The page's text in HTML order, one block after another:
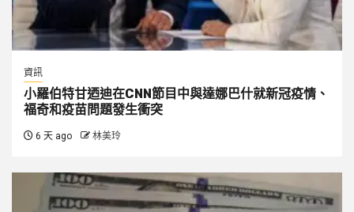
資訊
小羅伯特甘迺迪在CNN節目中與達娜巴什就新冠疫情、
福奇和疫苗問題發生衝突
6 天 ago 林美玲